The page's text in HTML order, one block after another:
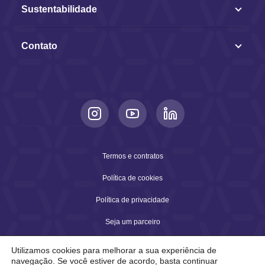
Sustentabilidade
Contato
Termos e contratos
Política de cookies
Política de privacidade
Seja um parceiro
Utilizamos cookies para melhorar a sua experiência de
navegação. Se você estiver de acordo, basta continuar